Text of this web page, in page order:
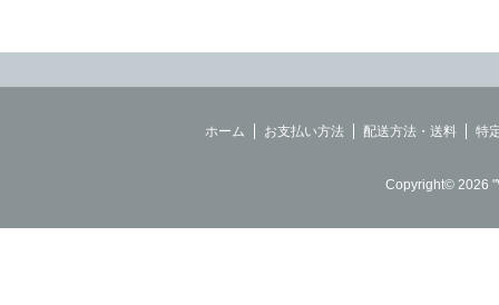
ホーム お支払い方法 配送方法・送料 特
Copyright© 2026